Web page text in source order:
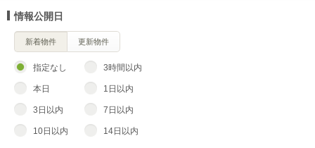
情報公開日
新着物件 更新物件
指定なし 3時間以内
本日 1日以内
3日以内 7日以内
10日以内 14日以内